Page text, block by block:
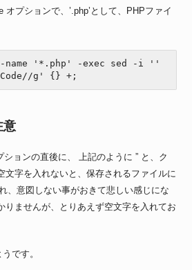
オプションで、’.php’として、PHPファイ
'*.php' -exec sed -i ''
g' {} +;
意
ョンの直後に、 上記のように ” と、ク
文字を入れないと、保存されるファイルに
、意図しない事がおきて悲しい感じにな
りませんが、とりあえず空文字を入れてお
です。